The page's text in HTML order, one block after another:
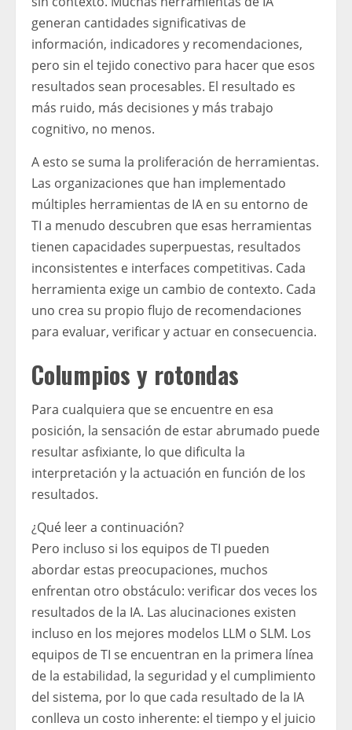
generan cantidades significativas de
información, indicadores y recomendaciones,
pero sin el tejido conectivo para hacer que esos
resultados sean procesables. El resultado es
más ruido, más decisiones y más trabajo
cognitivo, no menos.
A esto se suma la proliferación de herramientas.
Las organizaciones que han implementado
múltiples herramientas de IA en su entorno de
TI a menudo descubren que esas herramientas
tienen capacidades superpuestas, resultados
inconsistentes e interfaces competitivas. Cada
herramienta exige un cambio de contexto. Cada
uno crea su propio flujo de recomendaciones
para evaluar, verificar y actuar en consecuencia.
Columpios y rotondas
Para cualquiera que se encuentre en esa
posición, la sensación de estar abrumado puede
resultar asfixiante, lo que dificulta la
interpretación y la actuación en función de los
resultados.
¿Qué leer a continuación?
Pero incluso si los equipos de TI pueden
abordar estas preocupaciones, muchos
enfrentan otro obstáculo: verificar dos veces los
resultados de la IA. Las alucinaciones existen
incluso en los mejores modelos LLM o SLM. Los
equipos de TI se encuentran en la primera línea
de la estabilidad, la seguridad y el cumplimiento
del sistema, por lo que cada resultado de la IA
conlleva un costo inherente: el tiempo y el juicio